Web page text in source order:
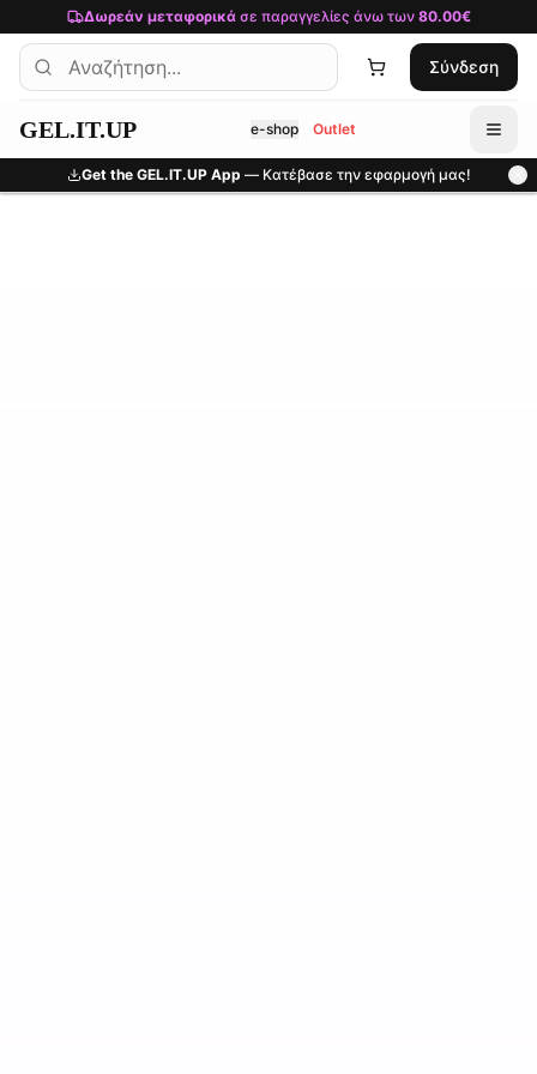
Μετάβαση στο κύριο περιεχόμενο
Δωρεάν μεταφορικάσε παραγγελίες άνω των 80.00€
Σύνδεση
GEL.IT.UP e-shop Outlet
Get the GEL.IT.UP App — Κατέβασε την εφαρμογή μας!